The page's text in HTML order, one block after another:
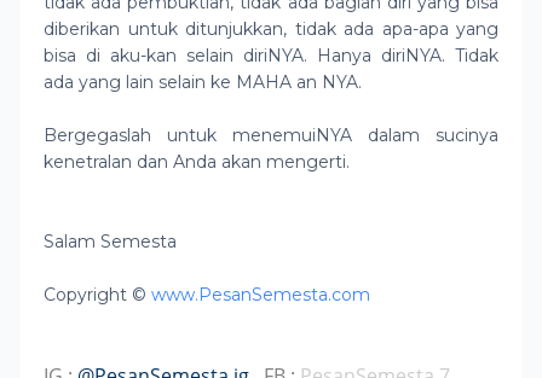
diberikan untuk ditunjukkan, tidak ada apa-apa yang
bisa di aku-kan selain diriNYA. Hanya diriNYA. Tidak
ada yang lain selain ke MAHA an NYA.
Bergegaslah untuk menemuiNYA dalam sucinya
kenetralan dan Anda akan mengerti.
Salam Semesta
Copyright © www.PesanSemesta.com